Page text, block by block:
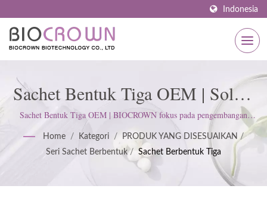
Indonesia
Sachet Bentuk Tiga OEM | Solusi
Perawatan Kulit Yang
Disesuaikan: Serum, Masker
Wajah, Perawatan Tubuh &
Lainnya
Sachet Bentuk Tiga OEM | BIOCROWN fokus pada pengembangan
produk perawatan kulit. Kami mengikuti standar ISO22716 dan Praktik
Manufaktur yang Baik (GMP); menjunjung tinggi sikap ketat untuk
memenuhi harapan pelanggan.
Home / Kategori / PRODUK YANG DISESUAIKAN /
Seri Sachet Berbentuk / Sachet Berbentuk Tiga